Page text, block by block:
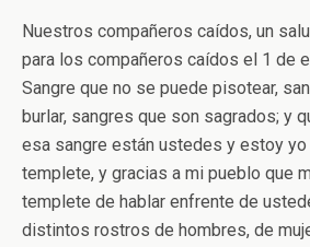
Nuestros compañeros caídos, un
para los compañeros caídos el 1 de
Sangre que no se puede pisotear,
burlar, sangres que son sagrados; y
esa sangre están ustedes y estoy
templete, y gracias a mi pueblo que
templete de hablar enfrente de
distintos rostros de hombres, de